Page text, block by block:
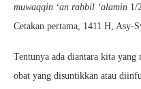
muwaqqin ‘an rabbil ‘alamin 1/
Cetakan pertama, 1411 H, Asy-
Tentunya ada diantara kita
obat yang disuntikkan atau